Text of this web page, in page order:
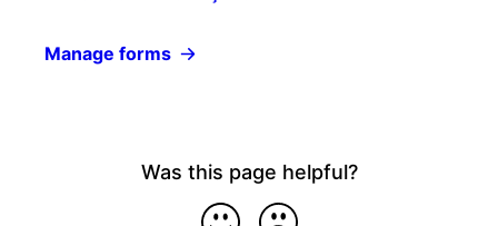
Manage forms
Was this page helpful?